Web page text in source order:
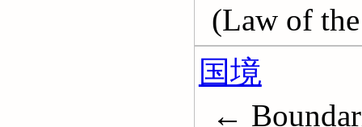
(Law of the
国境
←